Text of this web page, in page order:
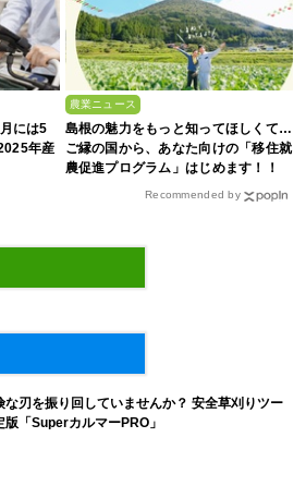
には5
年産
農業ニュース
島根の魅力をもっと知ってほしくて…
ご縁の国から、あなた向けの「移住就
農促進プログラム」はじめます！！
Recommended by
な刃を振り回していませんか？ 安全草刈りツー
版「SuperカルマーPRO」